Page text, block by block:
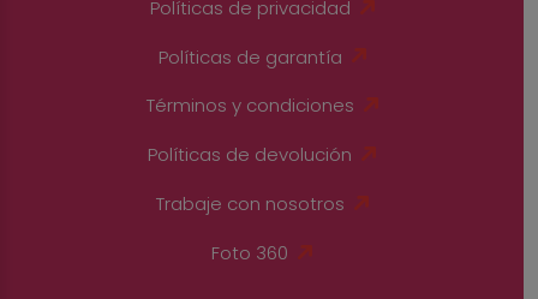
Políticas de privacidad
Políticas de garantía
Términos y condiciones
Políticas de devolución
Trabaje con nosotros
Foto 360